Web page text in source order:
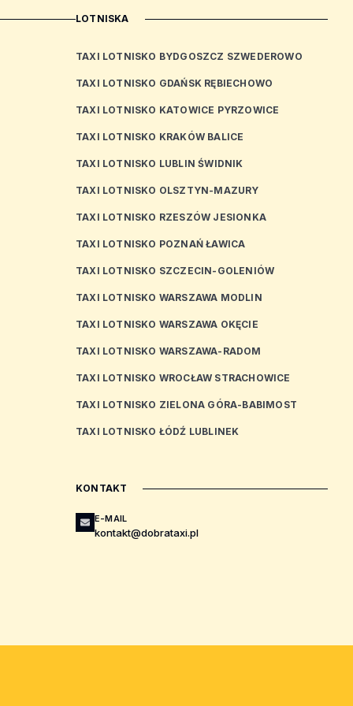
LOTNISKA
TAXI LOTNISKO BYDGOSZCZ SZWEDEROWO
TAXI LOTNISKO GDAŃSK RĘBIECHOWO
TAXI LOTNISKO KATOWICE PYRZOWICE
TAXI LOTNISKO KRAKÓW BALICE
TAXI LOTNISKO LUBLIN ŚWIDNIK
TAXI LOTNISKO OLSZTYN-MAZURY
TAXI LOTNISKO RZESZÓW JESIONKA
TAXI LOTNISKO POZNAŃ ŁAWICA
TAXI LOTNISKO SZCZECIN-GOLENIÓW
TAXI LOTNISKO WARSZAWA MODLIN
TAXI LOTNISKO WARSZAWA OKĘCIE
TAXI LOTNISKO WARSZAWA-RADOM
TAXI LOTNISKO WROCŁAW STRACHOWICE
TAXI LOTNISKO ZIELONA GÓRA-BABIMOST
TAXI LOTNISKO ŁÓDŹ LUBLINEK
KONTAKT
E-MAIL
kontakt@dobrataxi.pl